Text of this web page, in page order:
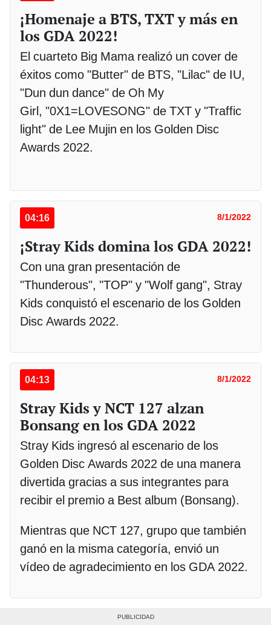
¡Homenaje a BTS, TXT y más en
los GDA 2022!
El cuarteto Big Mama realizó un cover de
éxitos como "Butter" de BTS, "Lilac" de IU,
"Dun dun dance" de Oh My
Girl, "0X1=LOVESONG" de TXT y "Traffic
light" de Lee Mujin en los Golden Disc
Awards 2022.
04:16 8/1/2022
¡Stray Kids domina los GDA 2022!
Con una gran presentación de
"Thunderous", "TOP" y "Wolf gang", Stray
Kids conquistó el escenario de los Golden
Disc Awards 2022.
04:13 8/1/2022
Stray Kids y NCT 127 alzan
Bonsang en los GDA 2022
Stray Kids ingresó al escenario de los
Golden Disc Awards 2022 de una manera
divertida gracias a sus integrantes para
recibir el premio a Best album (Bonsang).
Mientras que NCT 127, grupo que también
ganó en la misma categoría, envió un
vídeo de agradecimiento en los GDA 2022.